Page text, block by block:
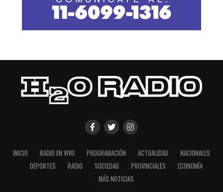
INICIO RADIO EN VIVO PROGRAMACIÓN ACTUALIDAD
NACIONALES
DEPORTES
RADIO SOCIEDAD PROVINCIALES
ECONOMÍA
MÁS NOTICIAS